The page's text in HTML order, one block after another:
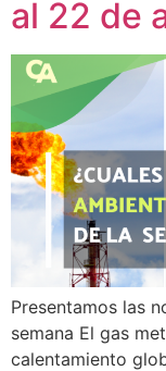
al 22 de
Presentamos las
semana El gas
calentamiento